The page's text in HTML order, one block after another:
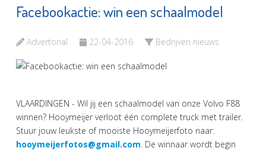
Facebookactie: win een schaalmodel
Advertorial 22-04-2016 Bedrijven nieuws
VLAARDINGEN - Wil jij een schaalmodel van onze Volvo F88
winnen? Hooymeijer verloot één complete truck met trailer.
Stuur jouw leukste of mooiste Hooymeijerfoto naar:
hooymeijerfotos@gmail.com . De winnaar wordt begin